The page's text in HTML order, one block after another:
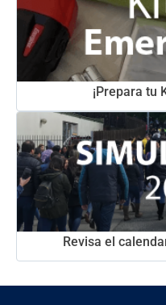
¡Prepara tu
Revisa el